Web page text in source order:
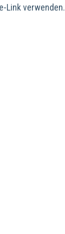
Link verwenden.